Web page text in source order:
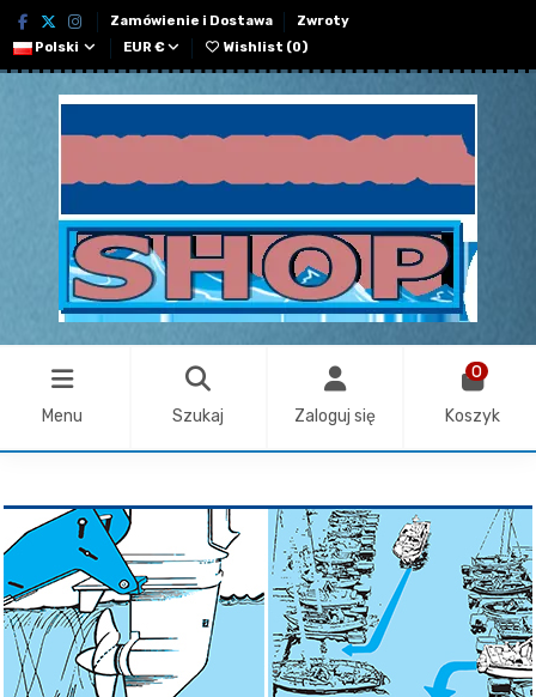
Zamówienie i Dostawa
Zwroty
Polski
EUR € Wishlist (0)
Menu Szukaj Zaloguj się
0
Koszyk